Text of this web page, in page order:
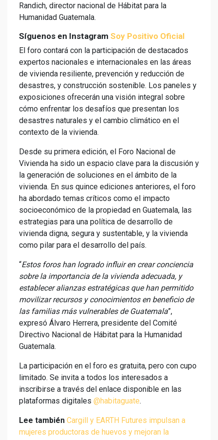
Randich, director nacional de Hábitat para la
Humanidad Guatemala.
Síguenos en Instagram Soy Positivo Oficial
El foro contará con la participación de destacados
expertos nacionales e internacionales en las áreas
de vivienda resiliente, prevención y reducción de
desastres, y construcción sostenible. Los paneles y
exposiciones ofrecerán una visión integral sobre
cómo enfrentar los desafíos que presentan los
desastres naturales y el cambio climático en el
contexto de la vivienda.
Desde su primera edición, el Foro Nacional de
Vivienda ha sido un espacio clave para la discusión y
la generación de soluciones en el ámbito de la
vivienda. En sus quince ediciones anteriores, el foro
ha abordado temas críticos como el impacto
socioeconómico de la propiedad en Guatemala, las
estrategias para una política de desarrollo de
vivienda digna, segura y sustentable, y la vivienda
como pilar para el desarrollo del país.
“Estos foros han logrado influir en crear conciencia
sobre la importancia de la vivienda adecuada, y
establecer alianzas estratégicas que han permitido
movilizar recursos y conocimientos en beneficio de
las familias más vulnerables de Guatemala”,
expresó Álvaro Herrera, presidente del Comité
Directivo Nacional de Hábitat para la Humanidad
Guatemala.
La participación en el foro es gratuita, pero con cupo
limitado. Se invita a todos los interesados a
inscribirse a través del enlace disponible en las
plataformas digitales @habitaguate.
Lee también Cargill y EARTH Futures impulsan a
mujeres productoras de huevos y mejoran la